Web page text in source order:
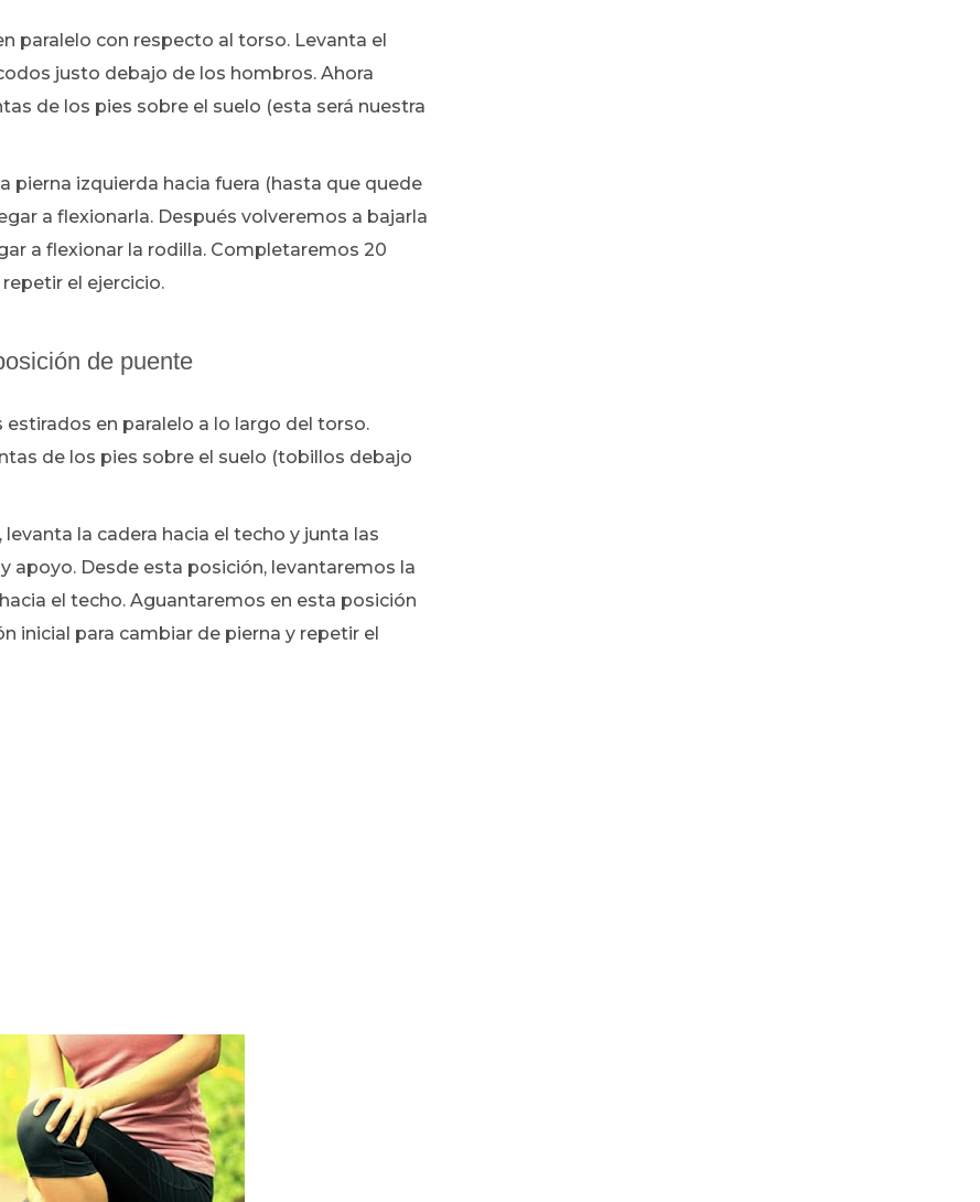
paralelo con respecto al torso. Levanta el
justo debajo de los hombros. Ahora
de los pies sobre el suelo (esta será nuestra
pierna izquierda hacia fuera (hasta que quede
a flexionarla. Después volveremos a bajarla
a flexionar la rodilla. Completaremos 20
el ejercicio.
de puente
en paralelo a lo largo del torso.
de los pies sobre el suelo (tobillos debajo
la cadera hacia el techo y junta las
apoyo. Desde esta posición, levantaremos la
el techo. Aguantaremos en esta posición
inicial para cambiar de pierna y repetir el